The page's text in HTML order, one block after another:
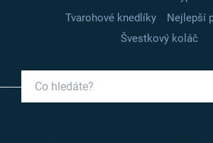
Tvarohové knedlíky
Nejlepší
Švestkový koláč